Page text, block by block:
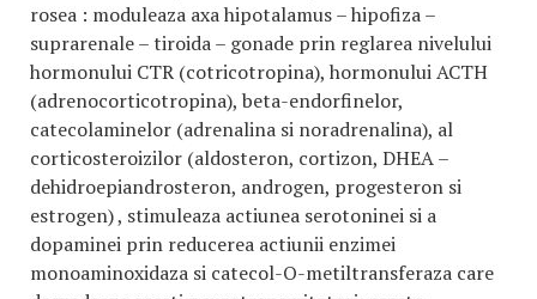
rosea : moduleaza axa hipotalamus – hipofiza –
suprarenale – tiroida – gonade prin reglarea nivelului
hormonului CTR (cotricotropina), hormonului ACTH
(adrenocorticotropina), beta-endorfinelor,
catecolaminelor (adrenalina si noradrenalina), al
corticosteroizilor (aldosteron, cortizon, DHEA –
dehidroepiandrosteron, androgen, progesteron si
estrogen) , stimuleaza actiunea serotoninei si a
dopaminei prin reducerea actiunii enzimei
monoaminoxidaza si catecol-O-metiltransferaza care